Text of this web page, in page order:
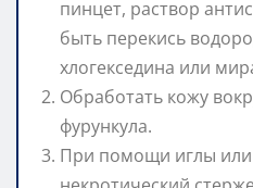
пинцет, раствор
быть перекись
хлогекседина или
Обработать кожу
фурункула.
При помощи иглы или